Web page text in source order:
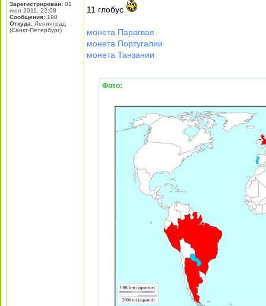
Зарегистрирован: 01
июл 2011, 22:08
Сообщения: 190
Откуда: Ленинград
(Санкт-Петербург)
11 глобус
монета Парагвая
монета Португалии
монета Танзании
Фото: